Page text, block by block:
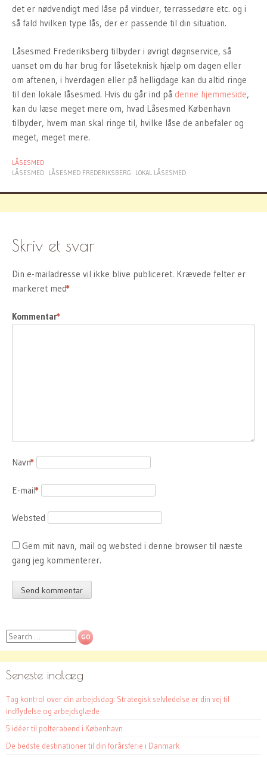
det er nødvendigt med låse på vinduer, terrassedøre etc. og i
så fald hvilken type lås, der er passende til din situation.
Låsesmed Frederiksberg tilbyder i øvrigt døgnservice, så
uanset om du har brug for låseteknisk hjælp om dagen eller
om aftenen, i hverdagen eller på helligdage kan du altid ringe
til den lokale låsesmed. Hvis du går ind på denne hjemmeside,
kan du læse meget mere om, hvad Låsesmed København
tilbyder, hvem man skal ringe til, hvilke låse de anbefaler og
meget, meget mere.
LÅSESMED
LÅSESMED LÅSESMED FREDERIKSBERG LOKAL LÅSESMED
Skriv et svar
Din e-mailadresse vil ikke blive publiceret. Krævede felter er
markeret med
*
Kommentar
*
Navn
*
E-mail
*
Websted
Gem mit navn, mail og websted i denne browser til næste
gang jeg kommenterer.
Search
Seneste indlæg
Tag kontrol over din arbejdsdag: Strategisk selvledelse er din vej til
indflydelse og arbejdsglæde
5 idéer til polterabend i København
De bedste destinationer til din forårsferie i Danmark